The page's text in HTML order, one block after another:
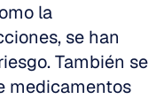
la
se han
También se
medicamentos